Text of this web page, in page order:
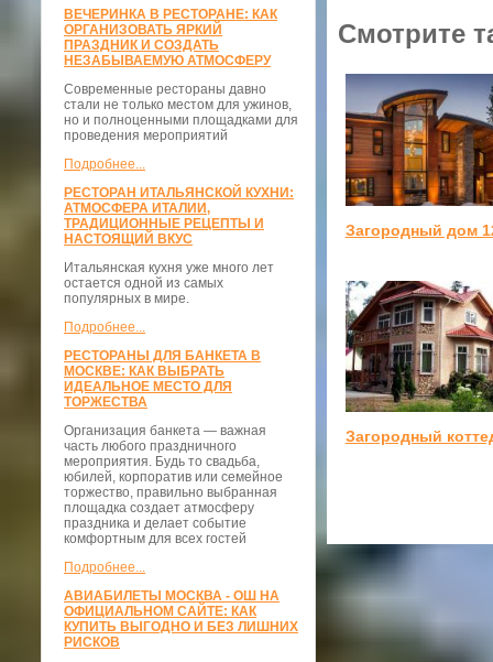
ВЕЧЕРИНКА В РЕСТОРАНЕ: КАК
ОРГАНИЗОВАТЬ ЯРКИЙ
ПРАЗДНИК И СОЗДАТЬ
НЕЗАБЫВАЕМУЮ АТМОСФЕРУ
Современные рестораны давно
стали не только местом для ужинов,
но и полноценными площадками для
проведения мероприятий
Подробнее...
РЕСТОРАН ИТАЛЬЯНСКОЙ КУХНИ:
АТМОСФЕРА ИТАЛИИ,
ТРАДИЦИОННЫЕ РЕЦЕПТЫ И
НАСТОЯЩИЙ ВКУС
Итальянская кухня уже много лет
остается одной из самых
популярных в мире.
Подробнее...
РЕСТОРАНЫ ДЛЯ БАНКЕТА В
МОСКВЕ: КАК ВЫБРАТЬ
ИДЕАЛЬНОЕ МЕСТО ДЛЯ
ТОРЖЕСТВА
Организация банкета — важная
часть любого праздничного
мероприятия. Будь то свадьба,
юбилей, корпоратив или семейное
торжество, правильно выбранная
площадка создает атмосферу
праздника и делает событие
комфортным для всех гостей
Подробнее...
АВИАБИЛЕТЫ МОСКВА - ОШ НА
ОФИЦИАЛЬНОМ САЙТЕ: КАК
КУПИТЬ ВЫГОДНО И БЕЗ ЛИШНИХ
РИСКОВ
Смотрите
Загородный дом
Загородный